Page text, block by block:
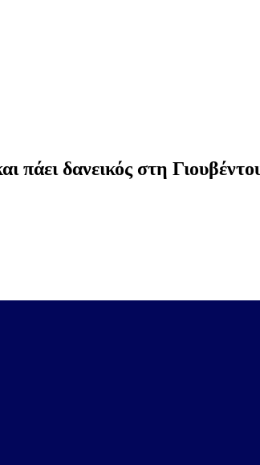
πάει δανεικός στη